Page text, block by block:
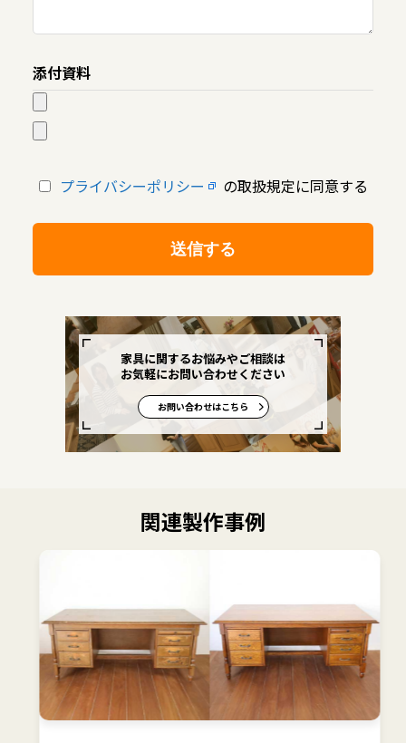
添付資料
プライバシーポリシー の取扱規定に同意する
家具に関するお悩みやご相談は
お気軽にお問い合わせください
お問い合わせはこちら
関連製作事例